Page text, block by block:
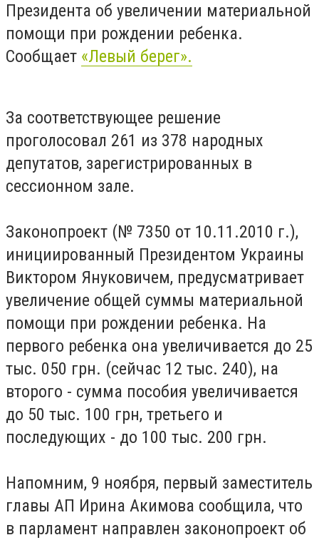
Президента об увеличении материальной
помощи при рождении ребенка.
Сообщает «Левый берег».
За соответствующее решение
проголосовал 261 из 378 народных
депутатов, зарегистрированных в
сессионном зале.
Законопроект (№ 7350 от 10.11.2010 г.),
инициированный Президентом Украины
Виктором Януковичем, предусматривает
увеличение общей суммы материальной
помощи при рождении ребенка. На
первого ребенка она увеличивается до 25
тыс. 050 грн. (сейчас 12 тыс. 240), на
второго - сумма пособия увеличивается
до 50 тыс. 100 грн, третьего и
последующих - до 100 тыс. 200 грн.
Напомним, 9 ноября, первый заместитель
главы АП Ирина Акимова сообщила, что
в парламент направлен законопроект об